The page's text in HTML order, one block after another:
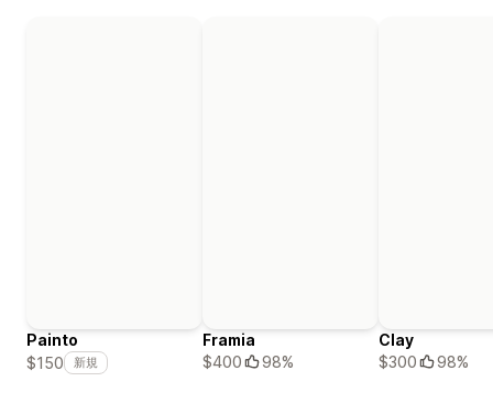
Painto
$150
新規
Framia
$400
98%
Clay
$300
98%